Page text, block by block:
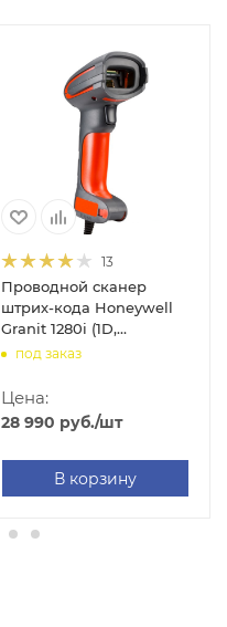
13
Проводной сканер
штрих-кода Honeywell
Granit 1280i (1D,
красный, без подставки)
под заказ
Цена:
28 990 руб./шт
В корзину